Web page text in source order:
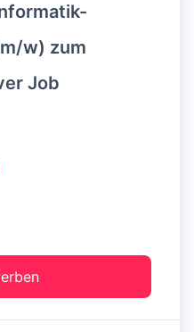
w) zum
Job